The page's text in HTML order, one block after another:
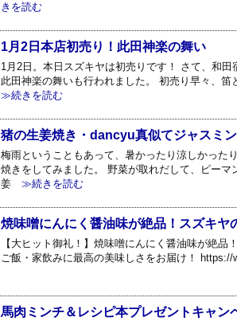
きを読む
1月2日本店初売り！此田神楽の舞い
1月2日。本日スズキヤは初売りです！ さて、和
此田神楽の舞いも行われました。 初売り早々、
≫続きを読む
猪の生姜焼き・dancyu真似てジャスミ
梅雨ということもあって、暑かったり涼しかった
焼きをしてみました。 野菜が取れだして、ピー
姜≫続きを読む
焼味噌にんにく醤油味が絶品！スズキヤ
【大ヒット御礼！】焼味噌にんにく醤油味が絶
ご飯・家飲みに最高の美味しさをお届け！
馬肉ミンチ＆レシピ本プレゼントキャン